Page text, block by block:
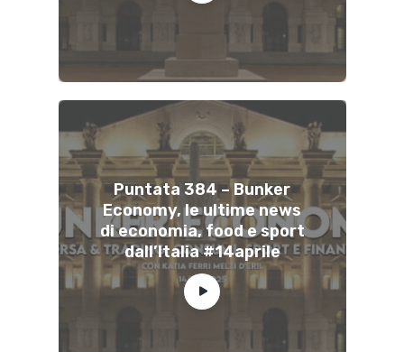
Puntata 384 – Bunker
Economy, le ultime news
di economia, food e sport
dall’Italia #14aprile